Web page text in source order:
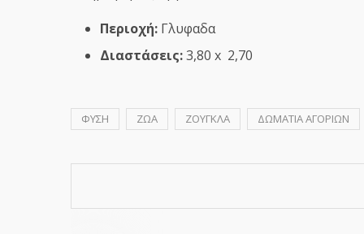
Περιοχή: Γλυφαδα
Διαστάσεις:3,80 x 2,70
ΦΥΣΗ ΖΩΑ ΖΟΥΓΚΛΑ ΔΩΜΑΤΙΑ ΑΓΟΡΙΩΝ